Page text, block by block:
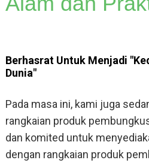
Berhasrat Untuk Menjadi
Dunia"
Pada masa ini, kami juga
rangkaian produk
dan komited untuk
dengan rangkaian produk